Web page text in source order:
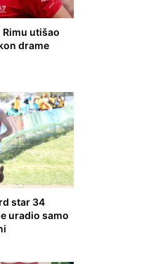
Rimu utišao
drame
star 34
uradio samo